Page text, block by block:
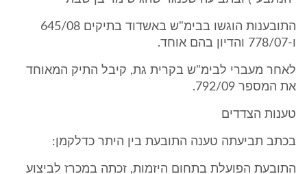
התובענות הוגשו בבימ"ש באשדוד בתיקים 645/08
ו-778/07 והדיון בהם אוחד.
לאחר מעברי לבימ"ש בקרית גת, קיבל התיק המאוחד
את המספר 792/09.
טענות הצדדים
בכתב תביעתה טענה התובעת בין היתר כדלקמן:
התובעת הפועלת בתחום היזמות, זכתה במכרז לביצוע